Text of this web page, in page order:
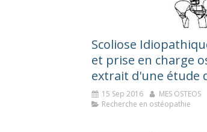
Scoliose
et prise en charge
extrait d'une étude
15 Sep 2016
MES OSTEOS
Recherche en ostéopathie